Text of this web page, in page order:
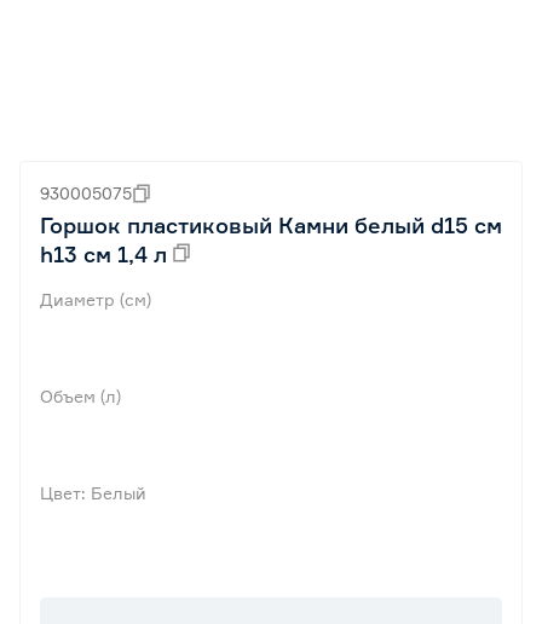
930005075
Горшок пластиковый Камни белый d15 см
h13 см 1,4 л
Диаметр (см)
Объем (л)
Цвет: Белый